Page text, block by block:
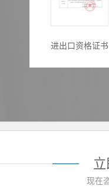
进出口资格证书
现在